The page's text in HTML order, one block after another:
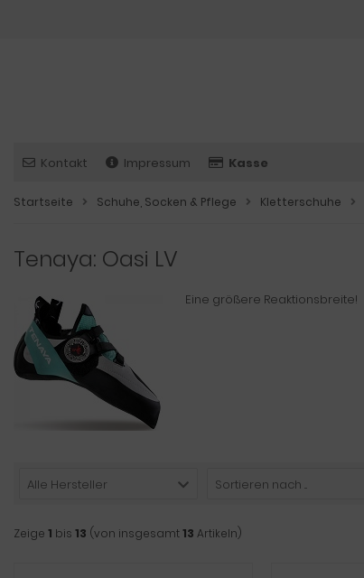
Kontakt Impressum Kasse
Startseite Schuhe, Socken & Pflege Kletterschuhe
Tenaya: Oasi LV
Eine größere Reaktionsbreite!
Alle Hersteller Sortieren nach ...
Zeige 1 bis 13 (von insgesamt13 Artikeln)